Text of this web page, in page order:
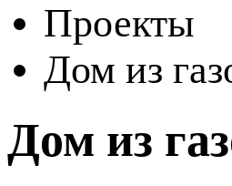
Проекты
Дом из
Дом из